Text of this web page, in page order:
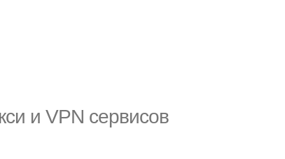
и VPN сервисов